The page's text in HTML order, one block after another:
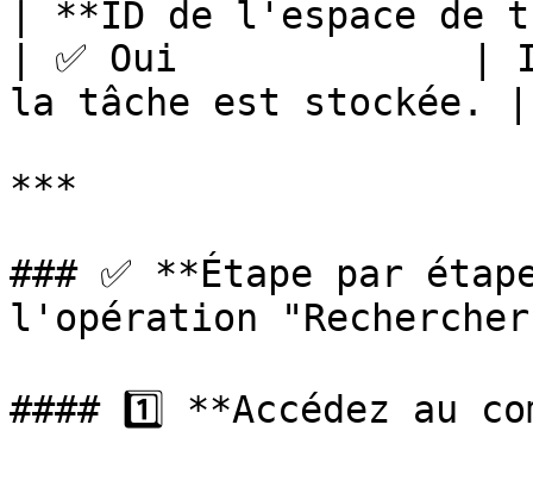
| **ID de l'espace
| ✅ Oui             |
la tâche est stockée. |
***
### ✅ **Étape par
l'opération
#### 1️⃣ **Accédez au